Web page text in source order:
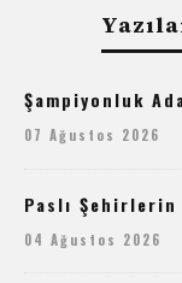
Şampiyonluk
07 Ağustos 2026
Paslı
04 Ağustos 2026